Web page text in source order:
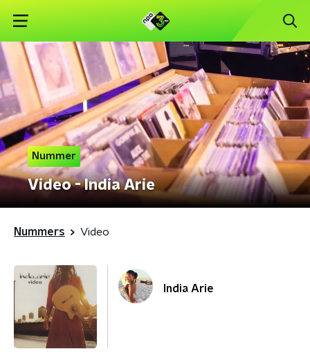
Nummer
Video - India Arie
Nummers Video
India Arie